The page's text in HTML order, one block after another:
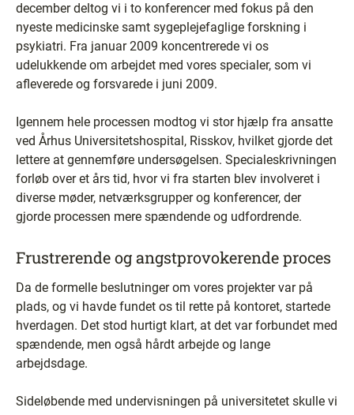
december deltog vi i to konferencer med fokus på den
nyeste medicinske samt sygeplejefaglige forskning i
psykiatri. Fra januar 2009 koncentrerede vi os
udelukkende om arbejdet med vores specialer, som vi
afleverede og forsvarede i juni 2009.
Igennem hele processen modtog vi stor hjælp fra ansatte
ved Århus Universitetshospital, Risskov, hvilket gjorde det
lettere at gennemføre undersøgelsen. Specialeskrivningen
forløb over et års tid, hvor vi fra starten blev involveret i
diverse møder, netværksgrupper og konferencer, der
gjorde processen mere spændende og udfordrende.
Frustrerende og angstprovokerende proces
Da de formelle beslutninger om vores projekter var på
plads, og vi havde fundet os til rette på kontoret, startede
hverdagen. Det stod hurtigt klart, at det var forbundet med
spændende, men også hårdt arbejde og lange
arbejdsdage.
Sideløbende med undervisningen på universitetet skulle vi